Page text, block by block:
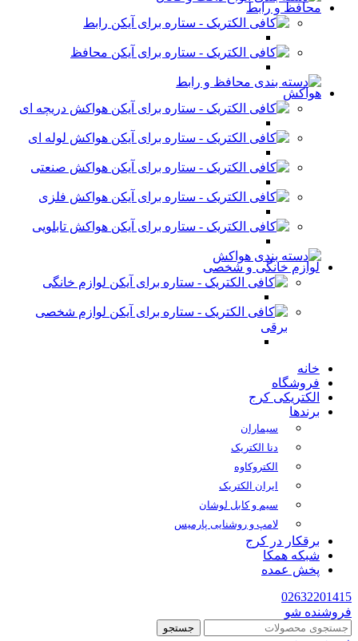
محافظ و رابط
رابط
محافظ
هواکش
هواکش دریچه ای
هواکش لوله ای
هواکش صنعتی
هواکش فلزی
هواکش تابلویی
لوازم خانگی و شخصی
لوازم خانگی
لوازم شخصی
برقی
خانه
فروشگاه
الکتریکی کرج
برندها
سیماران
دنا الکتریک
الکتروکاوه
ایران الکتریک
سیم و کابل لوشان
لامپ و روشنایی پارمیس
برقکار در کرج
شبکه همکا
پخش عمده
02632201415
فروشنده شو
جستجو